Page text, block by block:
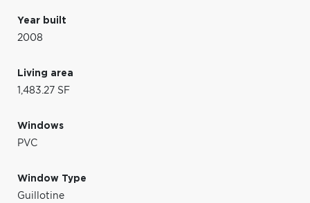
Year built
2008
Living area
1,483.27 SF
Windows
PVC
Window Type
Guillotine